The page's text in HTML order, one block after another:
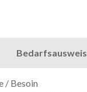
Bedarfsausweis
/ Besoin